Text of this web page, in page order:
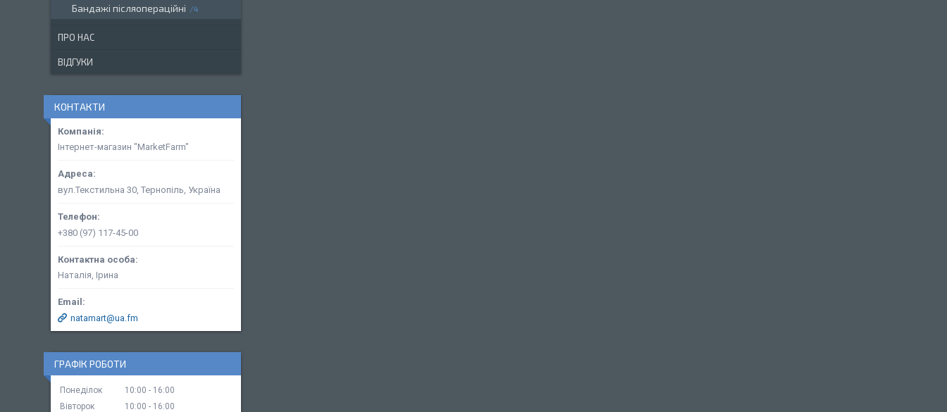
Бандажі післяопераційні 4
ПРО НАС
ВІДГУКИ
КОНТАКТИ
Інтернет-магазин "MarketFarm"
вул.Текстильна 30, Тернопіль, Україна
+380 (97) 117-45-00
Наталія, Ірина
natamart@ua.fm
ГРАФІК РОБОТИ
Понеділок 10:00
16:00
Вівторок
10:00 16:00